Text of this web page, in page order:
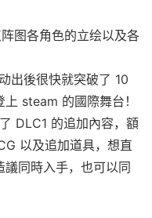
图各角色的立绘以及各
出後很快就突破了 10
steam 的國際舞台！
DLC1 的追加內容，額
以及追加道具，想直
同時入手，也可以同